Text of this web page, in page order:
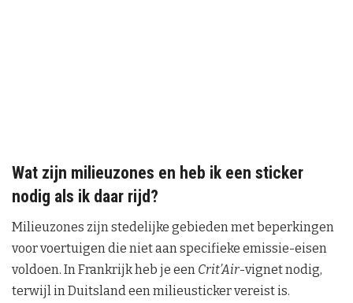
Wat zijn milieuzones en heb ik een sticker
nodig als ik daar rijd?
Milieuzones zijn stedelijke gebieden met beperkingen
voor voertuigen die niet aan specifieke emissie-eisen
voldoen. In Frankrijk heb je een Crit’Air-vignet nodig,
terwijl in Duitsland een milieusticker vereist is.